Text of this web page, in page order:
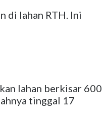
di lahan RTH. Ini
lahan berkisar 600
tinggal 17